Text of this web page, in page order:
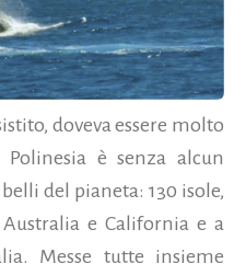
doveva essere molto
è senza alcun
del pianeta: 130 isole,
e California e a
Messe tutte insieme